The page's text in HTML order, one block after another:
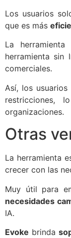
Los usuarios
que es más
La
herramienta
comerciales.
Así, los
restricciones,
organizaciones.
Otras
La herramienta
crecer con las
Muy útil para
necesidades
IA.
Evoke brinda